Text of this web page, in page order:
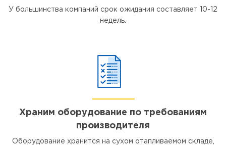
У большинства компаний срок ожидания составляет 10-12
недель.
Храним оборудование по требованиям
производителя
Оборудование хранится на сухом отапливаемом складе,